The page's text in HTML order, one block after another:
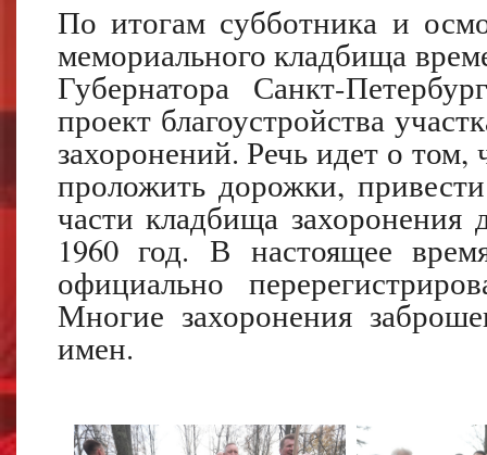
По итогам субботника и
мемориального кладбища
Губернатора Санкт-
проект благоустройства
захоронений. Речь идет о
проложить дорожки,
части кладбища
1960 год. В настоящее
официально
Многие захоронения
имен.